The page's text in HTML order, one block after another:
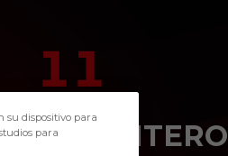
11
DELANTERO
su dispositivo para
para